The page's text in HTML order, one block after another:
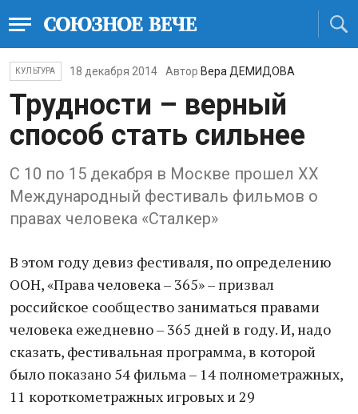
КУЛЬТУРА 18 декабря 2014 Автор Вера ДЕМИДОВА
Трудности – верный
способ стать сильнее
С 10 по 15 декабря в Москве прошел XX
Международный фестиваль фильмов о
правах человека «Сталкер»
В этом году девиз фестиваля, по определению
ООН, «Права человека – 365» – призвал
российское сообщество заниматься правами
человека ежедневно – 365 дней в году. И, надо
сказать, фестивальная программа, в которой
было показано 54 фильма – 14 полнометражных,
11 короткометражных игровых и 29